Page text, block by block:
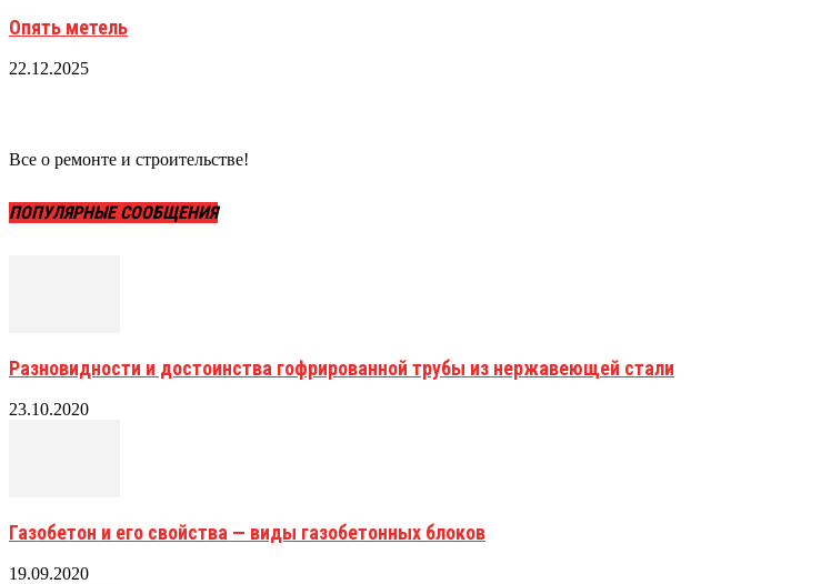
Опять метель
22.12.2025
Все о ремонте и строительстве!
ПОПУЛЯРНЫЕ СООБЩЕНИЯ
Разновидности и достоинства гофрированной трубы из нержавеющей стали
23.10.2020
Газобетон и его свойства — виды газобетонных блоков
19.09.2020